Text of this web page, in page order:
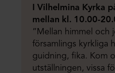
I Vilhelmina Kyrka
mellan kl. 10.00-
”Mellan himmel och
församlings kyrkliga
guidning, fika. Kom
utställningen, vissa